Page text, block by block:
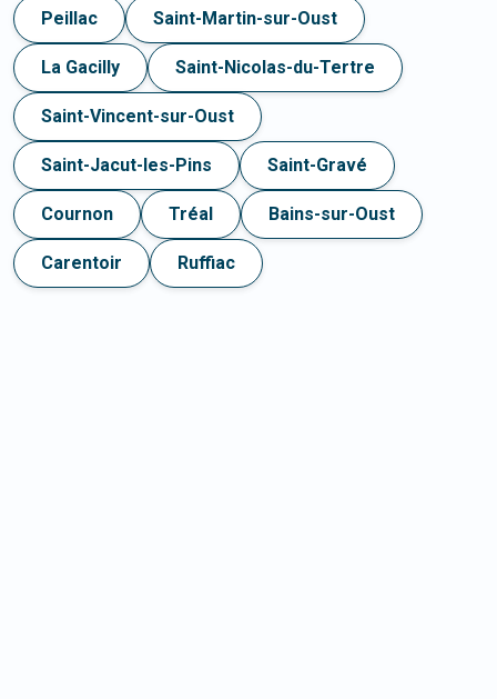
Peillac Saint-Martin-sur-Oust
La Gacilly Saint-Nicolas-du-Tertre
Saint-Vincent-sur-Oust
Saint-Jacut-les-Pins Saint-Gravé
Cournon Tréal Bains-sur-Oust
Carentoir Ruffiac